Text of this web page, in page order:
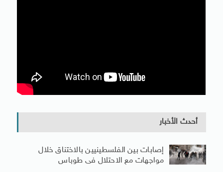
أحدث الأخبار
إصابات بين الفلسطينيين بالاختناق خلال
مواجهات مع الاحتلال فى طوباس